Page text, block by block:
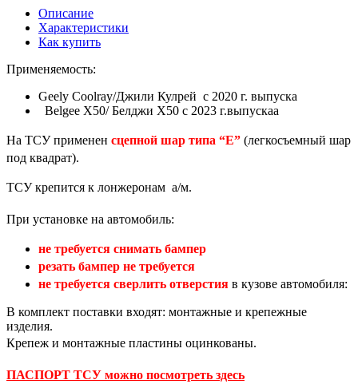
Описание
Характеристики
Как купить
Применяемость:
Geely Coolray/Джили Кулрей c 2020 г. выпуска
Belgee X50/ Белджи Х50 с 2023 г.выпускаа
На ТСУ применен сцепной шар типа “Е” (легкосъемный шар
под квадрат).
ТСУ крепится к лонжеронам а/м.
При установке на автомобиль:
не требуется снимать бампер
резать бампер не требуется
не требуется сверлить отверстия в кузове автомобиля:
В комплект поставки входят: монтажные и крепежные
изделия.
Крепеж и монтажные пластины оцинкованы.
ПАСПОРТ ТСУ можно посмотреть здесь